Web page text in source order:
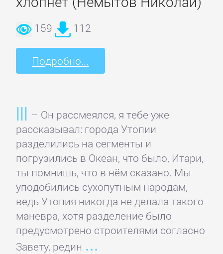
159 112
Подробно...
– Он рассмеялся, я тебе уже
рассказывал: города Утопии
разделились на сегменты и
погрузились в Океан, что было, Итари,
ты помнишь, что в нём сказано. Мы
уподобились сухопутным народам,
ведь Утопия никогда не делала такого
маневра, хотя разделение было
предусмотрено строителями согласно
Завету, редин
ОЧАГ
ПДД
Воспитание
детей
Дом
и
Семья:
прочее
Домашние
Животные